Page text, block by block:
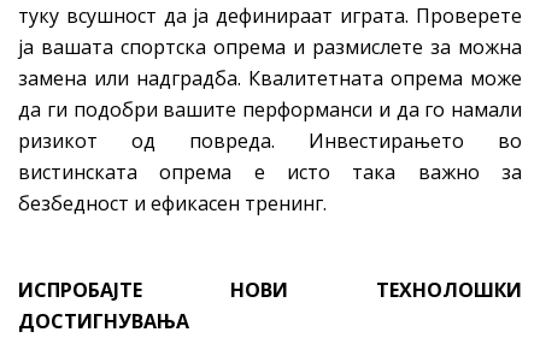
туку всушност да ја дефинираат играта. Проверете
ја вашата спортска опрема и размислете за можна
замена или надградба. Квалитетната опрема може
да ги подобри вашите перформанси и да го намали
ризикот од повреда. Инвестирањето во
вистинската опрема е исто така важно за
безбедност и ефикасен тренинг.
ИСПРОБАЈТЕ НОВИ ТЕХНОЛОШКИ
ДОСТИГНУВАЊА